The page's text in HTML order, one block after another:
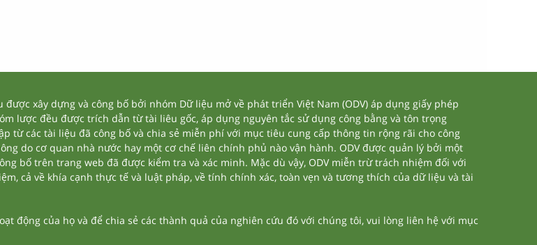
xây dựng và công bố bởi nhóm Dữ liệu mở về phát triển Việt Nam (ODV) áp dụng giấy phép
lược đều được trích dẫn từ tài liêu gốc, áp dụng nguyên tắc sử dụng công bằng và tôn trọng
từ các tài liệu đã công bố và chia sẻ miễn phí với mục tiêu cung cấp thông tin rộng rãi cho công
do cơ quan nhà nước hay một cơ chế liên chính phủ nào vận hành. ODV được quản lý bởi một
bố trên trang web đã được kiểm tra và xác minh. Mặc dù vậy, ODV miễn trừ trách nhiệm đối với
cả về khía cạnh thực tế và luật pháp, về tính chính xác, toàn vẹn và tương thích của dữ liệu và tài
động của họ và để chia sẻ các thành quả của nghiên cứu đó với chúng tôi, vui lòng liên hệ với mục